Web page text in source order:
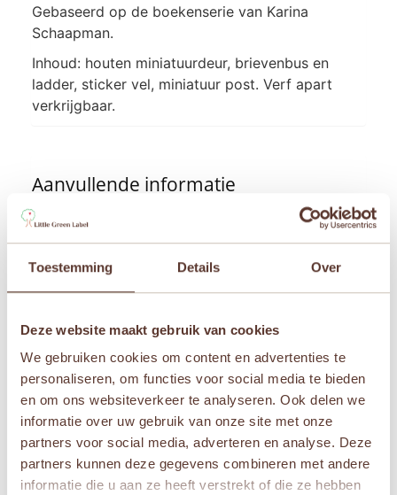
Toestemming Details Over
Deze website maakt gebruik van cookies
We gebruiken cookies om content en advertenties te
personaliseren, om functies voor social media te bieden
en om ons websiteverkeer te analyseren. Ook delen we
informatie over uw gebruik van onze site met onze
partners voor social media, adverteren en analyse. Deze
partners kunnen deze gegevens combineren met andere
informatie die u aan ze heeft verstrekt of die ze hebben
Gebaseerd op de boekenserie van Karina
Schaapman.
Inhoud: houten miniatuurdeur, brievenbus en
ladder, sticker vel, miniatuur post. Verf apart
verkrijgbaar.
Aanvullende informatie
Leeftijden
Gerelateerde producten
Aanbieding!